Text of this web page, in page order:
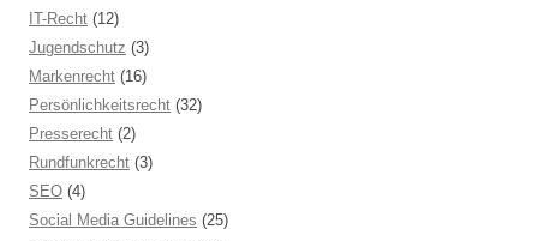
IT-Recht (12)
Jugendschutz (3)
Markenrecht (16)
Persönlichkeitsrecht (32)
Presserecht (2)
Rundfunkrecht (3)
SEO (4)
Social Media Guidelines (25)